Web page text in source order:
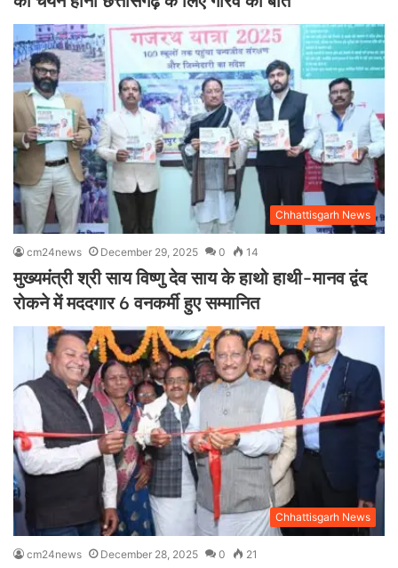
Chhattisgarh News
cm24news December 29, 2025 0 14
मुख्यमंत्री श्री साय विष्णु देव साय के हाथो हाथी-मानव द्वंद
रोकने में मददगार 6 वनकर्मी हुए सम्मानित
Chhattisgarh News
cm24news December 28, 2025 0 21